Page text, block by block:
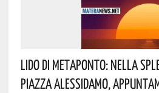
Lido Di Metaponto: Nella
Piazza Alessidamo,